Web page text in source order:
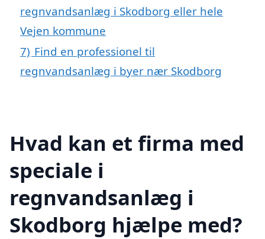
regnvandsanlæg i Skodborg eller hele
Vejen kommune
7) Find en professionel til
regnvandsanlæg i byer nær Skodborg
Hvad kan et firma med
speciale i
regnvandsanlæg i
Skodborg hjælpe med?